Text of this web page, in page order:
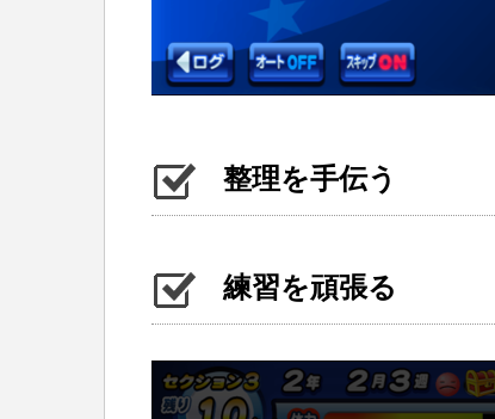
整理を手伝う
練習を頑張る